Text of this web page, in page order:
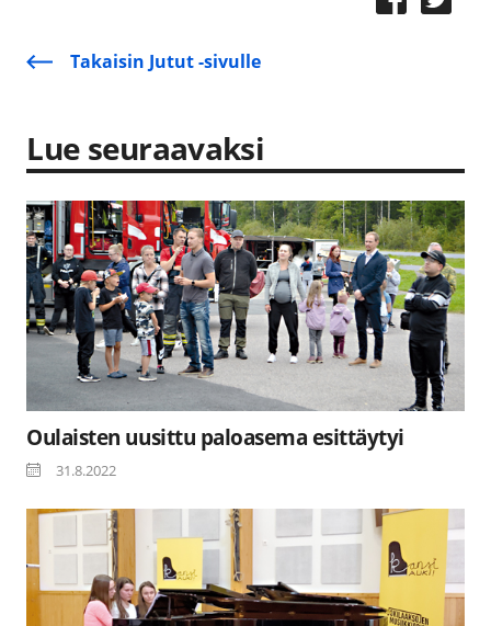
Takaisin Jutut -sivulle
Lue seuraavaksi
Oulaisten uusittu paloasema esittäytyi
31.8.2022